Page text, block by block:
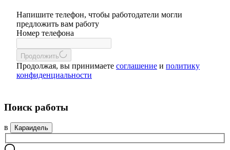
Напишите телефон, чтобы работодатели могли
предложить вам работу
Номер телефона
Продолжить
Продолжая, вы принимаете соглашение и политику
конфиденциальности
Поиск работы
в Караидель